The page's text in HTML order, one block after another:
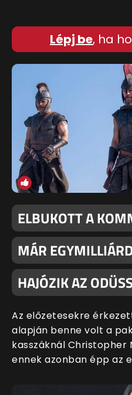
Lépj be, ha
ELBUKOTT A
MÁR
HAJÓZIK AZ
Az előzetesekre
alapján benne volt a
kasszáknál Christopher
ennek azonban épp az